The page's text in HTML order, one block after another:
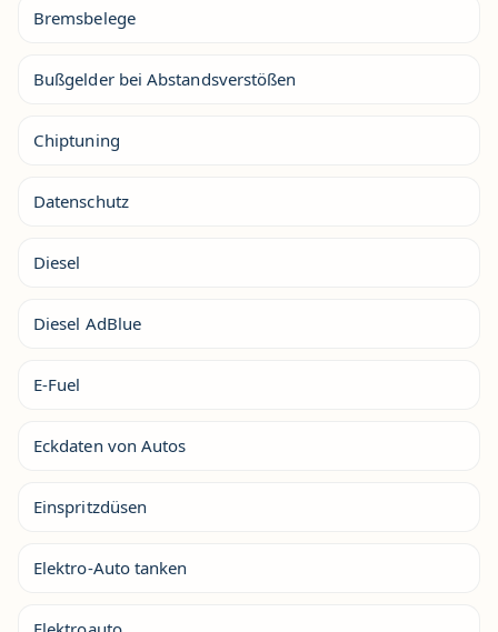
Bremsbelege
Bußgelder bei Abstandsverstößen
Chiptuning
Datenschutz
Diesel
Diesel AdBlue
E-Fuel
Eckdaten von Autos
Einspritzdüsen
Elektro-Auto tanken